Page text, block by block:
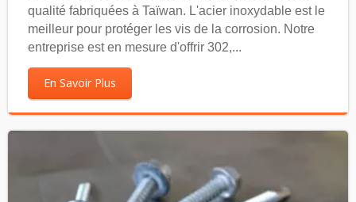
qualité fabriquées à Taïwan. L'acier inoxydable est le
meilleur pour protéger les vis de la corrosion. Notre
entreprise est en mesure d'offrir 302,...
En Savoir Plus